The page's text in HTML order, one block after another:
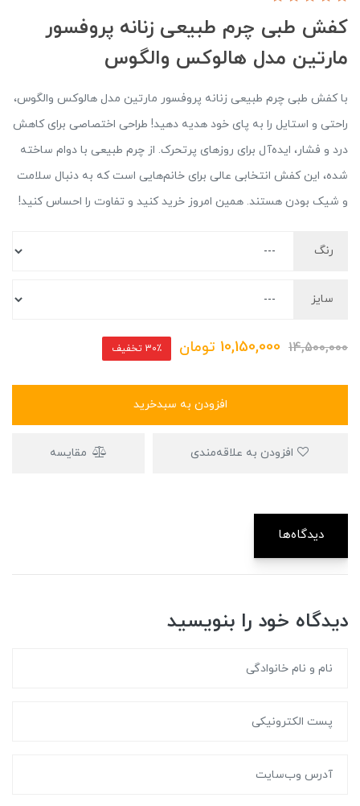
کفش طبی چرم طبیعی زنانه پروفسور
مارتین مدل هالوکس والگوس
با کفش طبی چرم طبیعی زنانه پروفسور مارتین مدل هالوکس والگوس،
راحتی و استایل را به پای خود هدیه دهید! طراحی اختصاصی برای کاهش
درد و فشار، ایده‌آل برای روزهای پرتحرک. از چرم طبیعی با دوام ساخته
شده، این کفش انتخابی عالی برای خانم‌هایی است که به دنبال سلامت
و شیک بودن هستند. همین امروز خرید کنید و تفاوت را احساس کنید!
رنگ
سایز
14,500,000
10,150,000 تومان 30٪ تخفیف
افزودن به سبدخرید
مقایسه
دیدگاه‌ها
دیدگاه خود را بنویسید